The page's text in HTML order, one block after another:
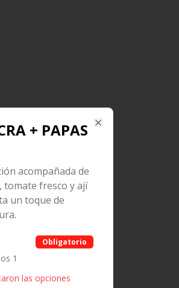
+ PAPAS
acompañada de
tomate fresco y ají
un toque de
Obligatorio
1
las opciones